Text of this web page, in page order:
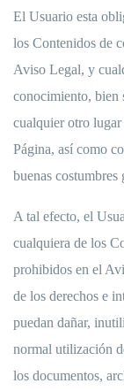
El Usuario esta
los Contenidos de
Aviso Legal, y
conocimiento, bien
cualquier otro
Página, así como
buenas costumbres
A tal efecto, el
cualquiera de los
prohibidos en el
de los derechos e
puedan dañar,
normal utilización
los documentos,